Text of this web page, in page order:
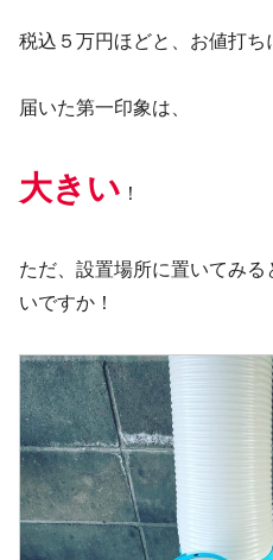
税込５万円ほどと、お値打ち
届いた第一印象は、
大きい ！
ただ、設置場所に置いてみ
いですか！